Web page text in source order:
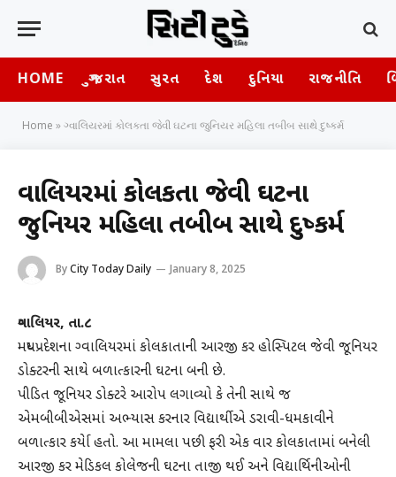
HOME ગુજરાત સુરત દેશ દુનિયા રાજનીતિ
Home »ગ્વાલિયરમાં કોલકતા જેવી ઘટના જુનિયર મહિલા તબીબ સાથે દુષ્કર્મ
ગ્વાલિયરમાં કોલકતા જેવી ઘટના
જુનિયર મહિલા તબીબ સાથે દુષ્કર્મ
ByCity Today Daily January 8, 2025
ગ્વાલિયર, તા.૮
મધ્યપ્રદેશના ગ્વાલિયરમાં કોલકાતાની આરજી કર હોસ્પિટલ જેવી જૂનિયર
ડોક્ટરની સાથે બળાત્કારની ઘટના બની છે.
પીડિત જૂનિયર ડોક્ટરે આરોપ લગાવ્યો કે તેની સાથે જ
એમબીબીએસમાં અભ્યાસ કરનાર વિદ્યાર્થીએ ડરાવી-ધમકાવીને
બળાત્કાર કર્યાે હતો. આ મામલા પછી ફરી એક વાર કોલકાતામાં બનેલી
આરજી કર મેડિકલ કોલેજની ઘટના તાજી થઈ અને વિદ્યાર્થિનીઓની